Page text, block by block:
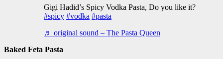
Gigi Hadid’s Spicy Vodka Pasta, Do you like it?
#spicy #vodka #pasta
♬ original sound – The Pasta Queen
Baked Feta Pasta